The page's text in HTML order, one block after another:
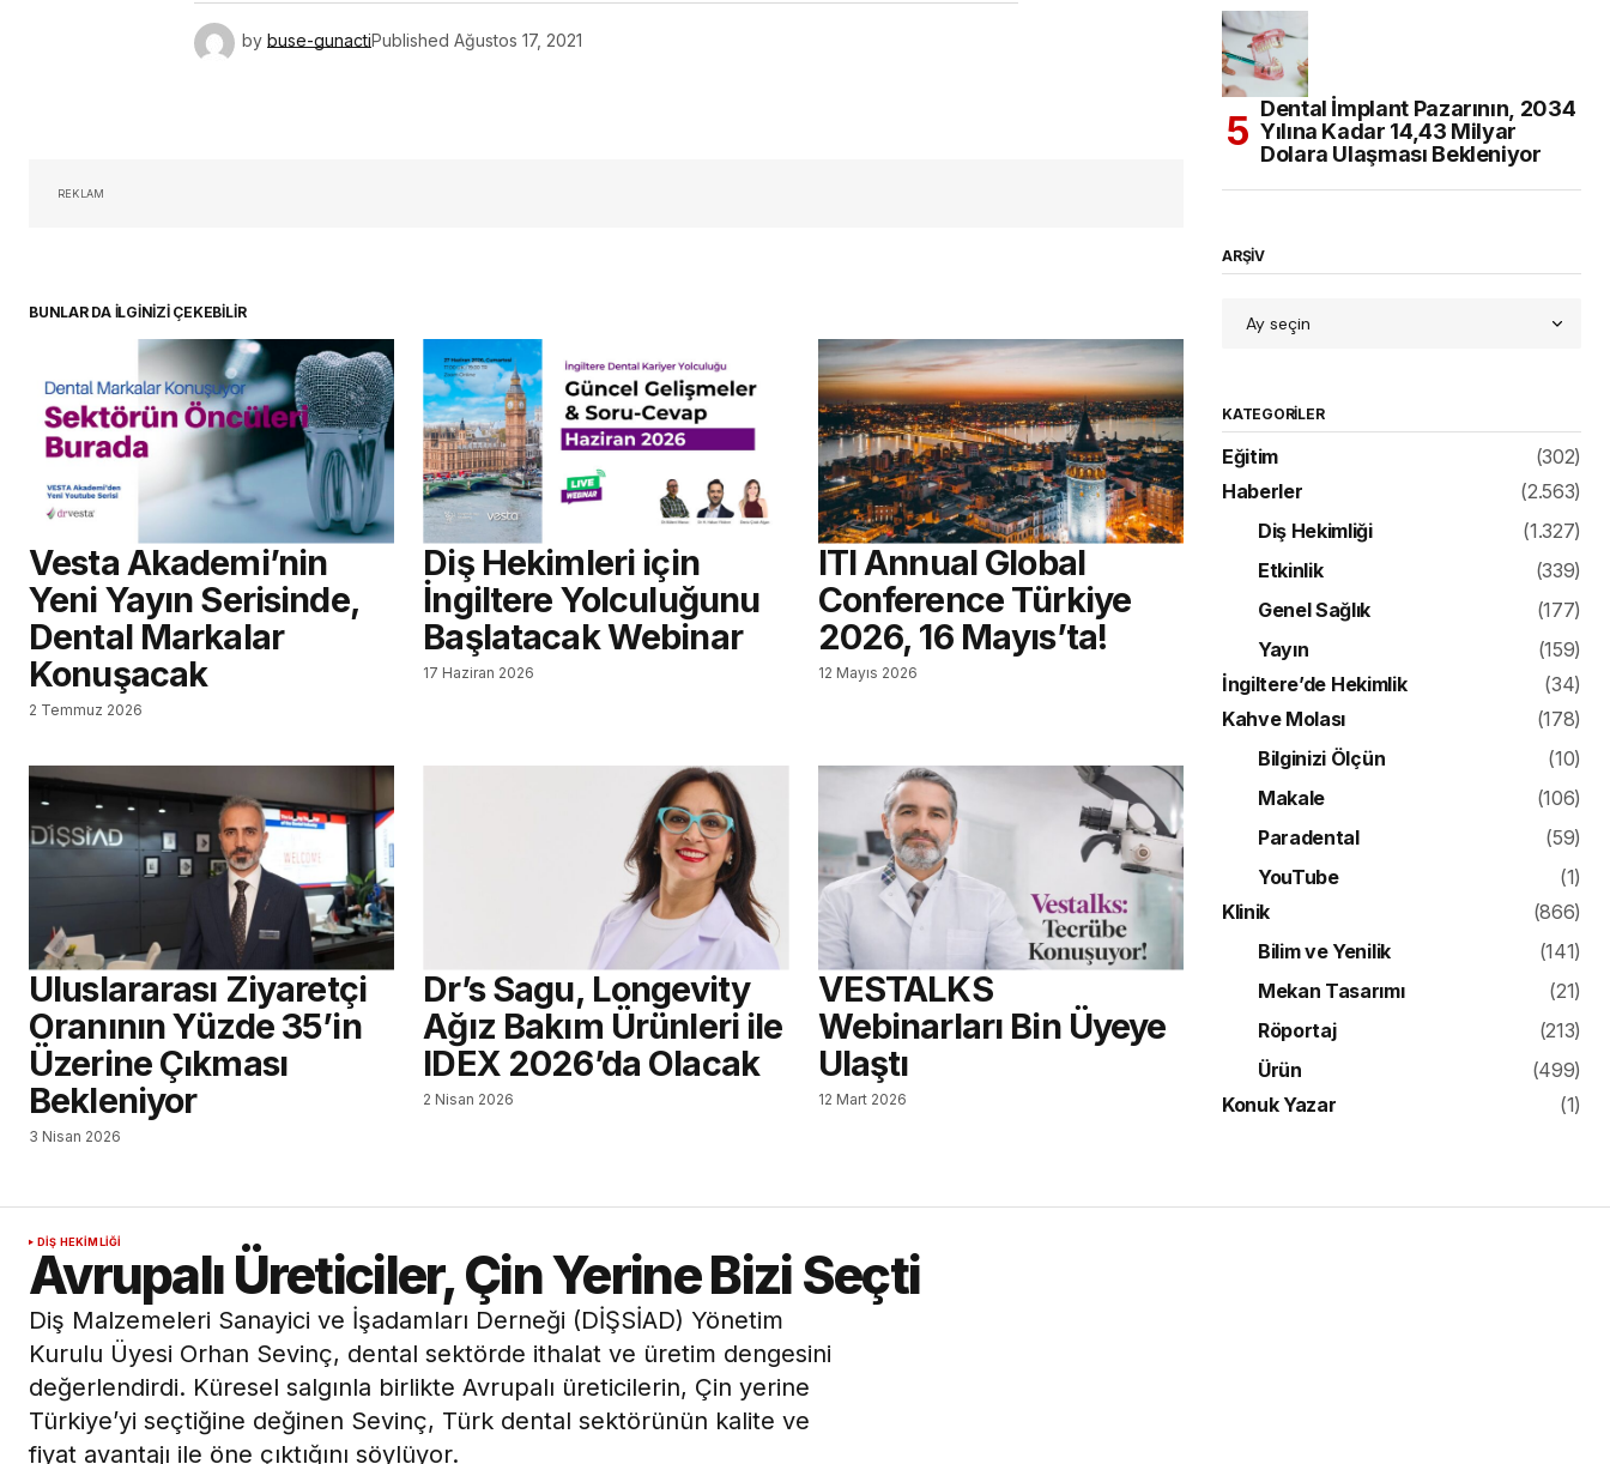
by buse-gunactiPublished Ağustos 17, 2021
REKLAM
BUNLAR DA İLGİNİZİ ÇEKEBİLİR
Vesta Akademi’nin
Yeni Yayın Serisinde,
Dental Markalar
Konuşacak
2 Temmuz 2026
Diş Hekimleri için
İngiltere Yolculuğunu
Başlatacak Webinar
17 Haziran 2026
ITI Annual Global
Conference Türkiye
2026, 16 Mayıs’ta!
12 Mayıs 2026
Uluslararası Ziyaretçi
Oranının Yüzde 35’in
Üzerine Çıkması
Bekleniyor
3 Nisan 2026
Dr’s Sagu, Longevity
Ağız Bakım Ürünleri ile
IDEX 2026’da Olacak
2 Nisan 2026
VESTALKS
Webinarları Bin Üyeye
Ulaştı
12 Mart 2026
Dental İmplant Pazarının, 2034
Yılına Kadar 14,43 Milyar
Dolara Ulaşması Bekleniyor
ARŞİV
KATEGORILER
Eğitim
(302)
Haberler
(2.563)
Diş Hekimliği
(1.327)
Etkinlik
(339)
Genel Sağlık
(177)
Yayın
(159)
İngiltere’de Hekimlik
(34)
Kahve Molası
(178)
Bilginizi Ölçün
(10)
Makale
(106)
Paradental
(59)
YouTube
(1)
Klinik
(866)
Bilim ve Yenilik
(141)
Mekan Tasarımı
(21)
Röportaj
(213)
Ürün
(499)
Konuk Yazar
(1)
DIŞ HEKIMLIĞI
Avrupalı Üreticiler, Çin Yerine Bizi Seçti
Diş Malzemeleri Sanayici ve İşadamları Derneği (DİŞSİAD) Yönetim
Kurulu Üyesi Orhan Sevinç, dental sektörde ithalat ve üretim dengesini
değerlendirdi. Küresel salgınla birlikte Avrupalı üreticilerin, Çin yerine
Türkiye’yi seçtiğine değinen Sevinç, Türk dental sektörünün kalite ve
fiyat avantajı ile öne çıktığını söylüyor.